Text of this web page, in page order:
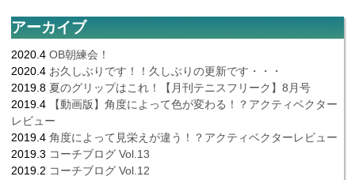
アーカイブ
2020.4 OB朝練会！
2020.4 お久しぶりです！！久しぶりの更新です・・・
2019.8 夏のグリップはこれ！【月刊テニスフリーク】8月号
2019.4
【動画版】角度によって色が変わる！？アクティベクター
レビュー
2019.4 角度によって見栄えが違う！？アクティベクターレビュー
2019.3 コーチブログ Vol.13
2019.2 コーチブログ Vol.12